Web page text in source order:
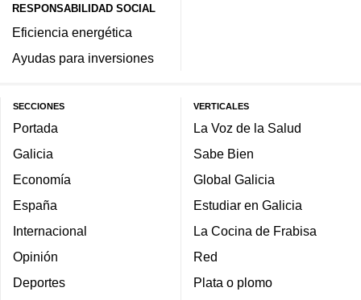
RESPONSABILIDAD SOCIAL
Eficiencia energética
Ayudas para inversiones
SECCIONES
Portada
Galicia
Economía
España
Internacional
Opinión
Deportes
VERTICALES
La Voz de la Salud
Sabe Bien
Global Galicia
Estudiar en Galicia
La Cocina de Frabisa
Red
Plata o plomo